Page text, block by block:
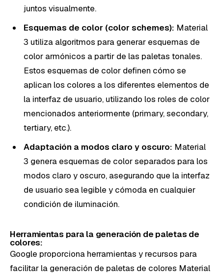
juntos visualmente.
Esquemas de color (color schemes): Material
3 utiliza algoritmos para generar esquemas de
color armónicos a partir de las paletas tonales.
Estos esquemas de color definen cómo se
aplican los colores a los diferentes elementos de
la interfaz de usuario, utilizando los roles de color
mencionados anteriormente (primary, secondary,
tertiary, etc.).
Adaptación a modos claro y oscuro: Material
3 genera esquemas de color separados para los
modos claro y oscuro, asegurando que la interfaz
de usuario sea legible y cómoda en cualquier
condición de iluminación.
Herramientas para la generación de paletas de
colores:
Google proporciona herramientas y recursos para
facilitar la generación de paletas de colores Material